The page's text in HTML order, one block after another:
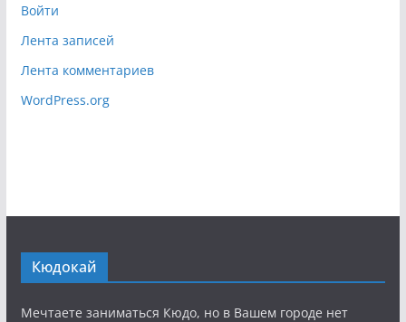
Войти
Лента записей
Лента комментариев
WordPress.org
Кюдокай
Мечтаете заниматься Кюдо, но в Вашем городе нет